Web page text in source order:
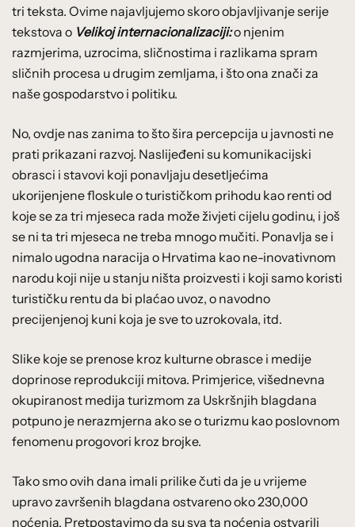
tri teksta. Ovime najavljujemo skoro objavljivanje serije
tekstova o Velikoj internacionalizaciji:o njenim
razmjerima, uzrocima, sličnostima i razlikama spram
sličnih procesa u drugim zemljama, i što ona znači za
naše gospodarstvo i politiku.
No, ovdje nas zanima to što šira percepcija u javnosti ne
prati prikazani razvoj. Naslijeđeni su komunikacijski
obrasci i stavovi koji ponavljaju desetljećima
ukorijenjene floskule o turističkom prihodu kao renti od
koje se za tri mjeseca rada može živjeti cijelu godinu, i još
se ni ta tri mjeseca ne treba mnogo mučiti. Ponavlja se i
nimalo ugodna naracija o Hrvatima kao ne-inovativnom
narodu koji nije u stanju ništa proizvesti i koji samo koristi
turističku rentu da bi plaćao uvoz, o navodno
precijenjenoj kuni koja je sve to uzrokovala, itd.
Slike koje se prenose kroz kulturne obrasce i medije
doprinose reprodukciji mitova. Primjerice, višednevna
okupiranost medija turizmom za Uskršnjih blagdana
potpuno je nerazmjerna ako se o turizmu kao poslovnom
fenomenu progovori kroz brojke.
Tako smo ovih dana imali prilike čuti da je u vrijeme
upravo završenih blagdana ostvareno oko 230,000
noćenja. Pretpostavimo da su sva ta noćenja ostvarili